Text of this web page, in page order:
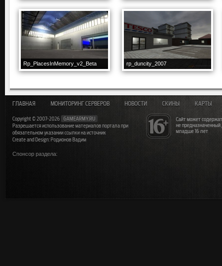
Rp_PlacesInMemory_v2_Beta rp_duncity_2007
Сайт может
не
младше 16 лет
ГЛАВНАЯ МОНИТОРИНГ СЕРВЕРОВ НОВОСТИ СКИНЫ КАРТЫ
Copyright © 2007-2026
GAMEARMY.RU
Разрешается использование материалов портала при
обязательном указании ссылки на источник
Create and Design: Родионов Вадим
Спонсор раздела: